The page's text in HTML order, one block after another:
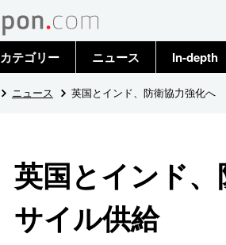
カテゴリー
政治・外交
国際
社会
ニュース
トップ
In-depth
ニュース 英国とインド、防衛協力強化へ
英国とインド
サイル供給